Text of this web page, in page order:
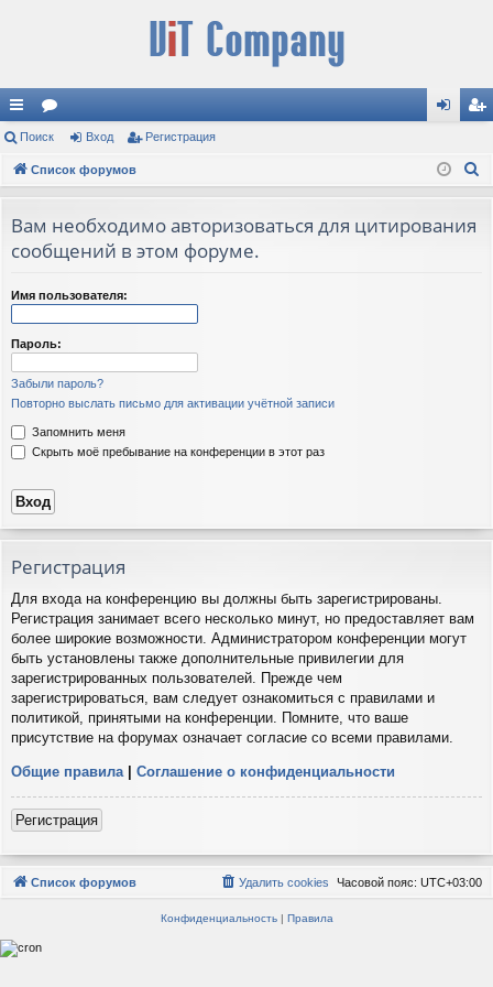
с
ы
и
ор
ум д ис
ац
Поиск Вход Регистрация
Список форумов
Вам необходимо авторизоваться для цитирования
сообщений в этом форуме.
Имя пользователя:
Пароль:
Забыли пароль?
Повторно выслать письмо для активации учётной записи
Запомнить меня
Скрыть моё пребывание на конференции в этот раз
Регистрация
Для входа на конференцию вы должны быть зарегистрированы.
Регистрация занимает всего несколько минут, но предоставляет вам
более широкие возможности. Администратором конференции могут
быть установлены также дополнительные привилегии для
зарегистрированных пользователей. Прежде чем
зарегистрироваться, вам следует ознакомиться с правилами и
политикой, принятыми на конференции. Помните, что ваше
присутствие на форумах означает согласие со всеми правилами.
Общие правила | Соглашение о конфиденциальности
Регистрация
Список форумов Часовой пояс: UTC+03:00
Удалить cookies
Конфиденциальность| Правила